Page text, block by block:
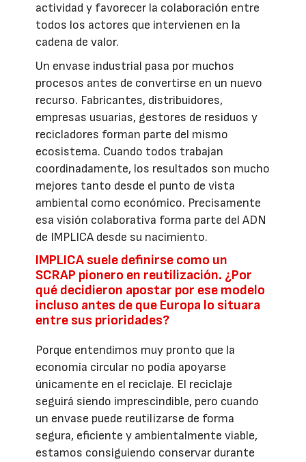
actividad y favorecer la colaboración entre
todos los actores que intervienen en la
cadena de valor.
Un envase industrial pasa por muchos
procesos antes de convertirse en un nuevo
recurso. Fabricantes, distribuidores,
empresas usuarias, gestores de residuos y
recicladores forman parte del mismo
ecosistema. Cuando todos trabajan
coordinadamente, los resultados son mucho
mejores tanto desde el punto de vista
ambiental como económico. Precisamente
esa visión colaborativa forma parte del ADN
de IMPLICA desde su nacimiento.
IMPLICA suele definirse como un
SCRAP pionero en reutilización. ¿Por
qué decidieron apostar por ese modelo
incluso antes de que Europa lo situara
entre sus prioridades?
Porque entendimos muy pronto que la
economía circular no podía apoyarse
únicamente en el reciclaje. El reciclaje
seguirá siendo imprescindible, pero cuando
un envase puede reutilizarse de forma
segura, eficiente y ambientalmente viable,
estamos consiguiendo conservar durante